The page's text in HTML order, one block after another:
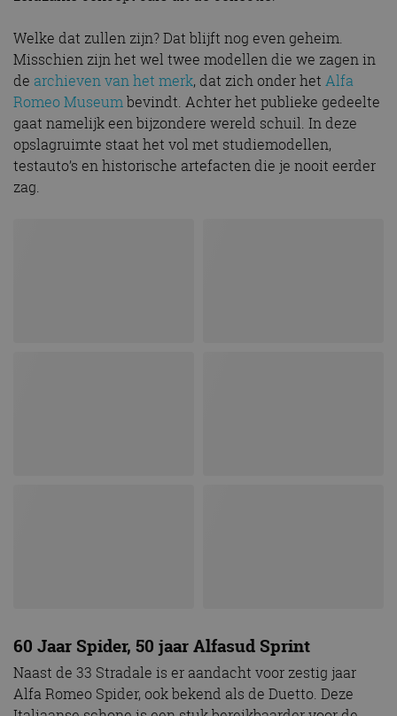
Welke dat zullen zijn? Dat blijft nog even geheim.
Misschien zijn het wel twee modellen die we zagen in
de archieven van het merk, dat zich onder het Alfa
Romeo Museumbevindt. Achter het publieke gedeelte
gaat namelijk een bijzondere wereld schuil. In deze
opslagruimte staat het vol met studiemodellen,
testauto’s en historische artefacten die je nooit eerder
zag.
60 Jaar Spider, 50 jaar Alfasud Sprint
Naast de 33 Stradale is er aandacht voor zestig jaar
Alfa Romeo Spider, ook bekend als de Duetto. Deze